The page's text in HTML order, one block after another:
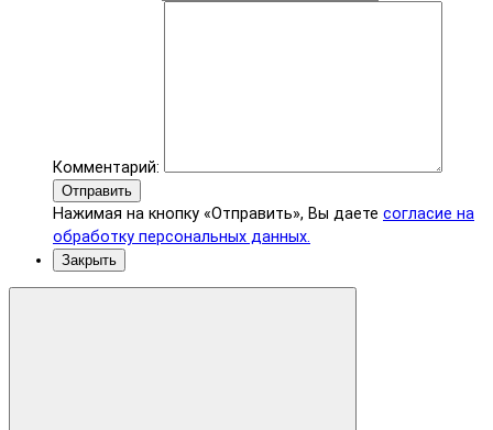
Комментарий:
Отправить
Нажимая на кнопку «Отправить», Вы даете согласие на
обработку персональных данных.
Закрыть